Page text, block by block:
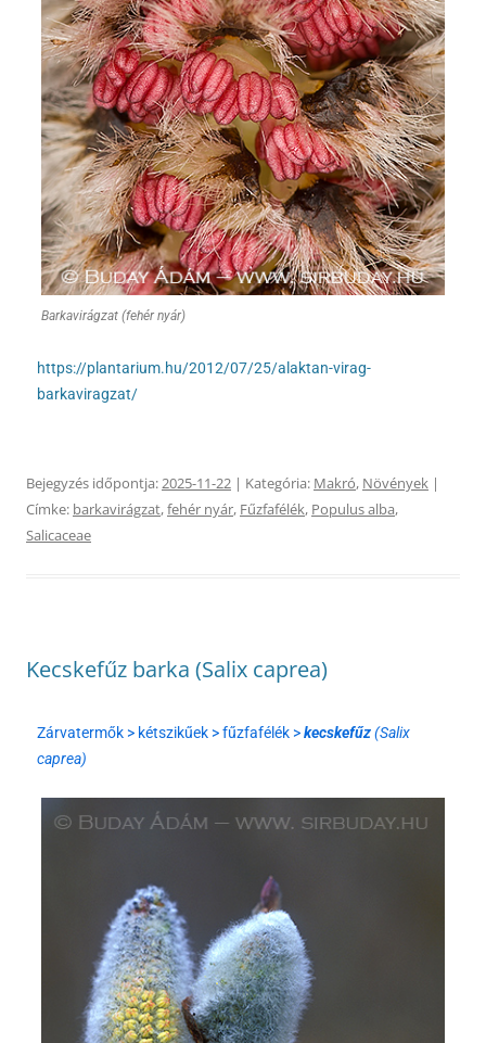
Barkavirágzat (fehér nyár)
https://plantarium.hu/2012/07/25/alaktan-virag-
barkaviragzat/
Bejegyzés időpontja:2025-11-22 | Kategória: Makró, Növények |
Címke: barkavirágzat,fehér nyár, Fűzfafélék, Populus alba,
Salicaceae
Kecskefűz barka (Salix caprea)
Zárvatermők > kétszikűek > fűzfafélék >kecskefűz(Salix
caprea)